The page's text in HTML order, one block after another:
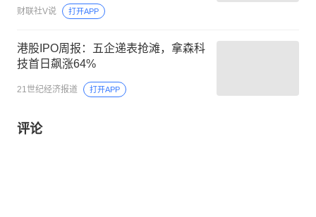
商的供应链
财联社V说 打开APP
港股IPO周报：五企递表抢滩，拿森科
技首日飙涨64%
21世纪经济报道 打开APP
评论